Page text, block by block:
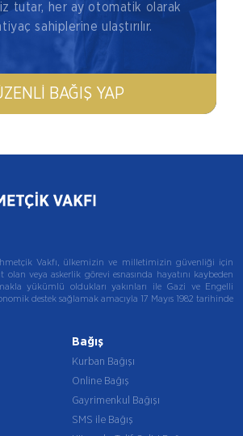
tutar, her ay otomatik olarak
sahiplerine ulaştırılır.
BAĞIŞ YAP
Vakfı, ülkemizin ve milletimizin güvenliği için
olan veya askerlik görevi esnasında hayatını kaybeden
yükümlü oldukları yakınları ile Gazi ve Engelli
destek sağlamak amacıyla 17 Mayıs 1982 tarihinde
Bağış
Kurban Bağışı
Online Bağış
Gayrimenkul Bağışı
SMS ile Bağış